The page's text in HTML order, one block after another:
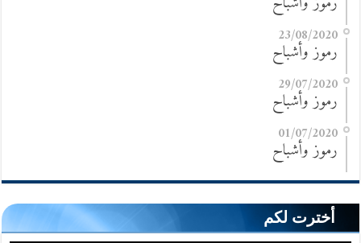
23/08/2020
رموز وأشباح
29/07/2020
رموز وأشباح
01/07/2020
رموز وأشباح
أخترت لكم